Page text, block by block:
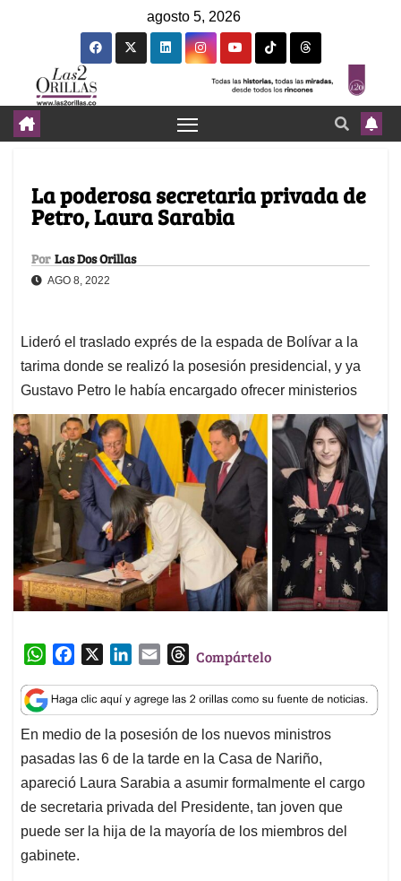
agosto 5, 2026
La poderosa secretaria privada de
Petro, Laura Sarabia
Por Las Dos Orillas
AGO 8, 2022
Lideró el traslado exprés de la espada de Bolívar a la
tarima donde se realizó la posesión presidencial, y ya
Gustavo Petro le había encargado ofrecer ministerios
W
a
t
s
A
p
p
c
e
b
o
o
k
n
k
e
d
I
n
a
i
l
T
r
e
a
d
s
Compártelo
En medio de la posesión de los nuevos ministros
pasadas las 6 de la tarde en la Casa de Nariño,
apareció Laura Sarabia a asumir formalmente el cargo
de secretaria privada del Presidente, tan joven que
puede ser la hija de la mayoría de los miembros del
gabinete.